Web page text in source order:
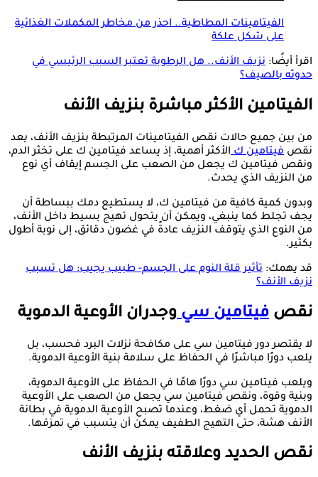
الفيتامينات المطاطية.. احذر من مخاطر المكملات الغذائية
على شكل علكة
اقرأ أيضًا: نزيف الأنف.. هل الرطوبة تعتبر السبب الرئيسي في
حدوثه بالصيف؟
الفيتامين الأكثر مباشرة بنزيف الأنف
من بين جميع حالات نقص الفيتامينات المرتبطة بنزيف الأنف، يعد
نقص فيتامين كالأكثر أهمية، إذ يساعد فيتامين ك على تخثر الدم،
ونقص فيتامين ك يجعل من الصعب على الجسم إيقاف أي نوع
من النزيف الذي يحدث.
وبدون كمية كافية من فيتامين ك، لا يستطيع دمك ببساطة أن
يجف تجلط كما ينبغي، ويمكن أن يتحول تهيج بسيط داخل الأنف،
من النوع الذي يتوقف النزيف عادةً في غضون دقائق، إلى نوبة أطول
بكثير.
قد يهمك: تأثير قلة النوم على الجسم- طبيب يجيب: هل تسبب
نزيف الأنف؟
نقص فيتامين سيوجدران الأوعية الدموية
لا يقتصر دور فيتامين سي على مكافحة نزلات البرد فحسب، بل
يلعب دورًا مباشرًا في الحفاظ على سلامة بنية الأوعية الدموية.
ويلعب فيتامين سي دورًا هامًا في الحفاظ على الأوعية الدموية،
وبنية وقوة، ونقص فيتامين سي يجعل من الصعب على الأوعية
الدموية تحمل أي ضغط، وعندما تصبح الأوعية الدموية في بطانة
الأنف هشة، حتى التهيج الطفيف يمكن أن يتسبب في تمزقها.
نقص الحديد وعلاقته بنزيف الأنف